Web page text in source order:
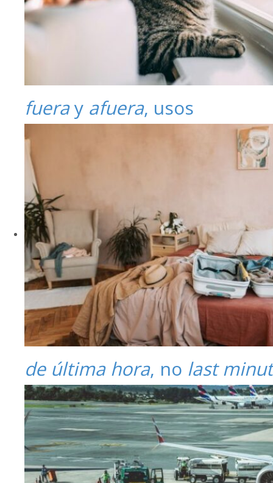
fueray afuera, usos
de última hora, no last